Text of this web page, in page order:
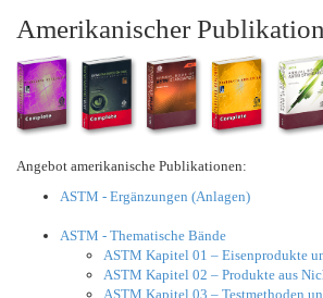
Amerikanischer
Angebot amerikanische Publikationen:
ASTM - Ergänzungen (Anlagen)
ASTM - Thematische Bände
ASTM Kapitel 01 – Eisenprodukte
ASTM Kapitel 02 – Produkte aus
ASTM Kapitel 03 – Testmethoden